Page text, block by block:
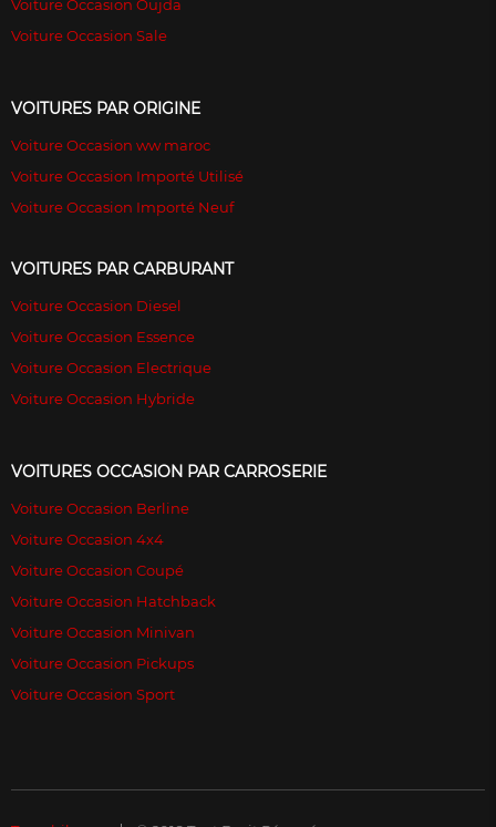
Voiture Occasion Oujda
Voiture Occasion Sale
VOITURES PAR ORIGINE
Voiture Occasion ww maroc
Voiture Occasion Importé Utilisé
Voiture Occasion Importé Neuf
VOITURES PAR CARBURANT
Voiture Occasion Diesel
Voiture Occasion Essence
Voiture Occasion Electrique
Voiture Occasion Hybride
VOITURES OCCASION PAR CARROSERIE
Voiture Occasion Berline
Voiture Occasion 4x4
Voiture Occasion Coupé
Voiture Occasion Hatchback
Voiture Occasion Minivan
Voiture Occasion Pickups
Voiture Occasion Sport